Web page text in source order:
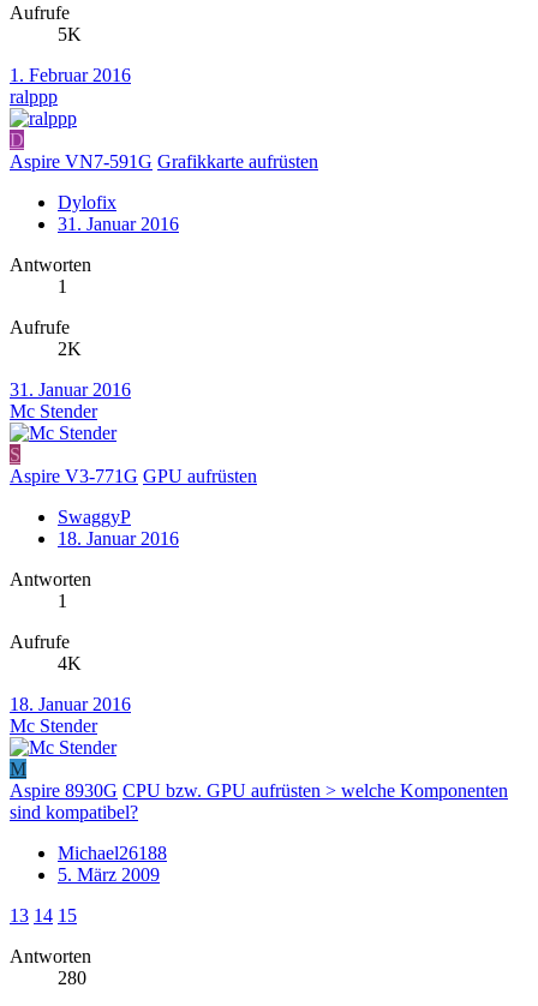
Aufrufe
5K
1. Februar 2016
ralppp
D
Aspire VN7-591G Grafikkarte aufrüsten
Dylofix
31. Januar 2016
Antworten
1
Aufrufe
2K
31. Januar 2016
Mc Stender
S
Aspire V3-771G GPU aufrüsten
SwaggyP
18. Januar 2016
Antworten
1
Aufrufe
4K
18. Januar 2016
Mc Stender
M
Aspire 8930G CPU bzw. GPU aufrüsten > welche Komponenten
sind kompatibel?
Michael26188
5. März 2009
13 14 15
Antworten
280